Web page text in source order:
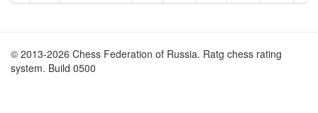
© 2013-2026 Chess Federation of Russia. Ratg chess rating
system. Build 0500